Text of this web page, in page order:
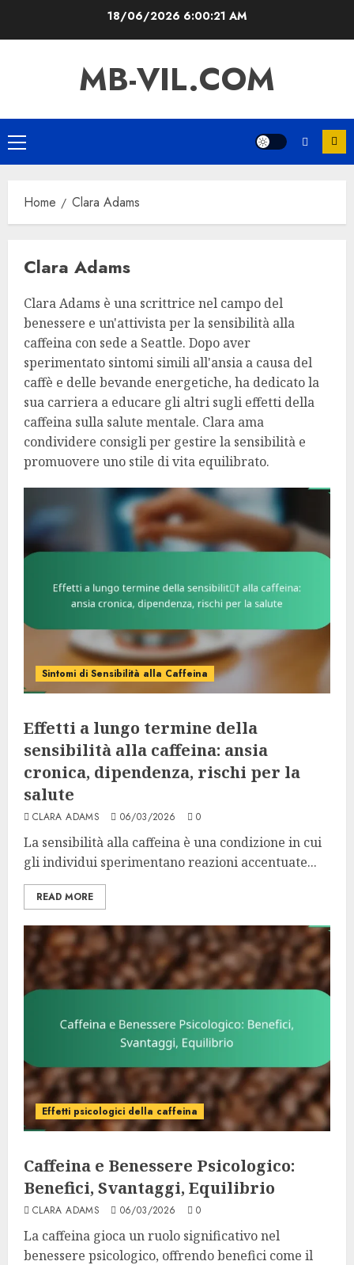
18/06/2026 6:00:21 AM
MB-VIL.COM
Primary
Menu
Home Clara Adams
Clara Adams
Clara Adams è una scrittrice nel campo del
benessere e un'attivista per la sensibilità alla
caffeina con sede a Seattle. Dopo aver
sperimentato sintomi simili all'ansia a causa del
caffè e delle bevande energetiche, ha dedicato la
sua carriera a educare gli altri sugli effetti della
caffeina sulla salute mentale. Clara ama
condividere consigli per gestire la sensibilità e
promuovere uno stile di vita equilibrato.
Sintomi di Sensibilità alla Caffeina
Effetti a lungo termine della
sensibilità alla caffeina: ansia
cronica, dipendenza, rischi per la
salute
CLARA ADAMS 06/03/2026 0
La sensibilità alla caffeina è una condizione in cui
gli individui sperimentano reazioni accentuate...
READ MORE
Effetti psicologici della caffeina
Caffeina e Benessere Psicologico:
Benefici, Svantaggi, Equilibrio
CLARA ADAMS 06/03/2026 0
La caffeina gioca un ruolo significativo nel
benessere psicologico, offrendo benefici come il